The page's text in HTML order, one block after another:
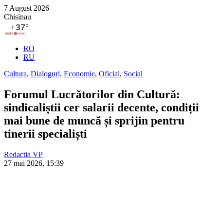
7 August 2026
Chisinau
RO
RU
Cultura, Dialoguri, Economie, Oficial, Social
Forumul Lucrătorilor din Cultură:
sindicaliștii cer salarii decente, condiții
mai bune de muncă și sprijin pentru
tinerii specialiști
Redactia VP
27 mai 2026, 15:39